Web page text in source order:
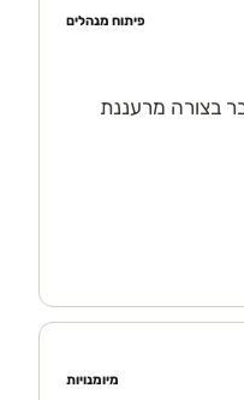
פיתוח מנהלים
בצורה מרעננת
מיומנויות